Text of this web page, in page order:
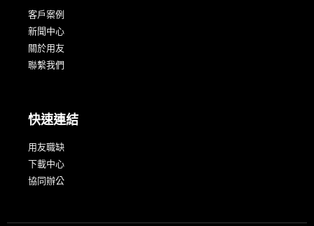
客戶案例
新聞中心
關於用友
聯繫我們
快速連結
用友職缺
下載中心
協同辦公